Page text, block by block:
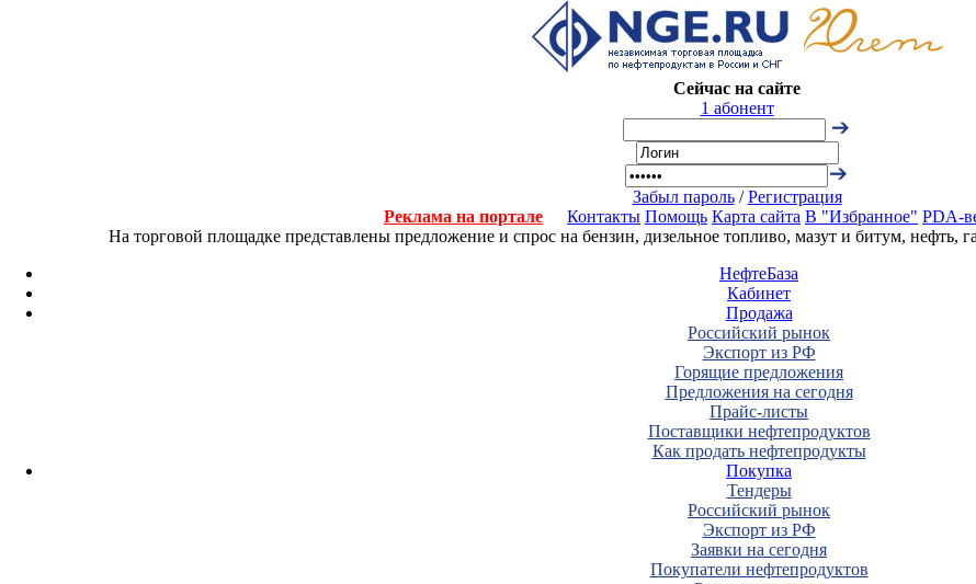
Сейчас на сайте
1 абонент
Забыл пароль/Регистрация
Реклама на портале
Контакты Помощь Карта сайта В "Избранное" PDA-
На торговой площадке представлены предложение и спрос на бензин, дизельное топливо, мазут и битум, нефть,
НефтеБаза
Кабинет
Продажа
Российский рынок
Экспорт из РФ
Горящие предложения
Предложения на сегодня
Прайс-листы
Поставщики нефтепродуктов
Как продать нефтепродукты
Покупка
Тендеры
Российский рынок
Экспорт из РФ
Заявки на сегодня
Покупатели нефтепродуктов